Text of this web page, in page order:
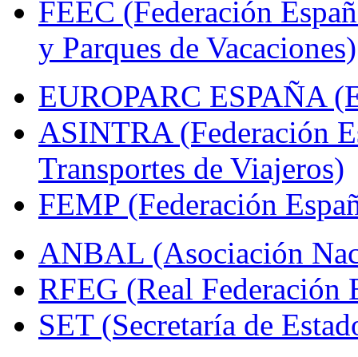
FEEC (Federación
y Parques de Vacaciones)
EUROPARC ESPAÑA
ASINTRA (Federación
Transportes de Viajeros)
FEMP (Federación
ANBAL (Asociación
RFEG (Real Federación
SET (Secretaría de